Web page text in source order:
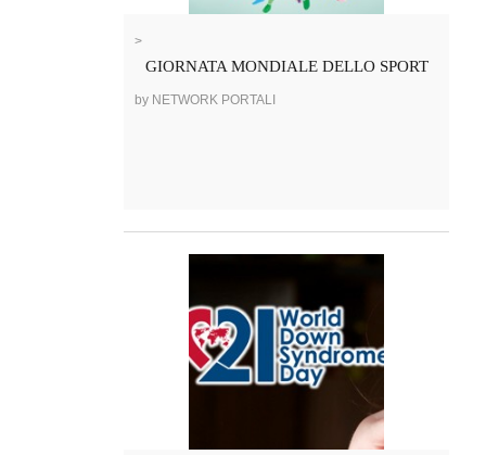
>
GIORNATA MONDIALE DELLO SPORT
by NETWORK PORTALI